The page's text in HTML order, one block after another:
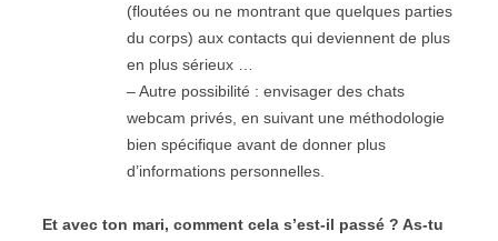
(floutées ou ne montrant que quelques parties
du corps) aux contacts qui deviennent de plus
en plus sérieux …
– Autre possibilité : envisager des chats
webcam privés, en suivant une méthodologie
bien spécifique avant de donner plus
d’informations personnelles.
Et avec ton mari, comment cela s’est-il passé ? As-tu